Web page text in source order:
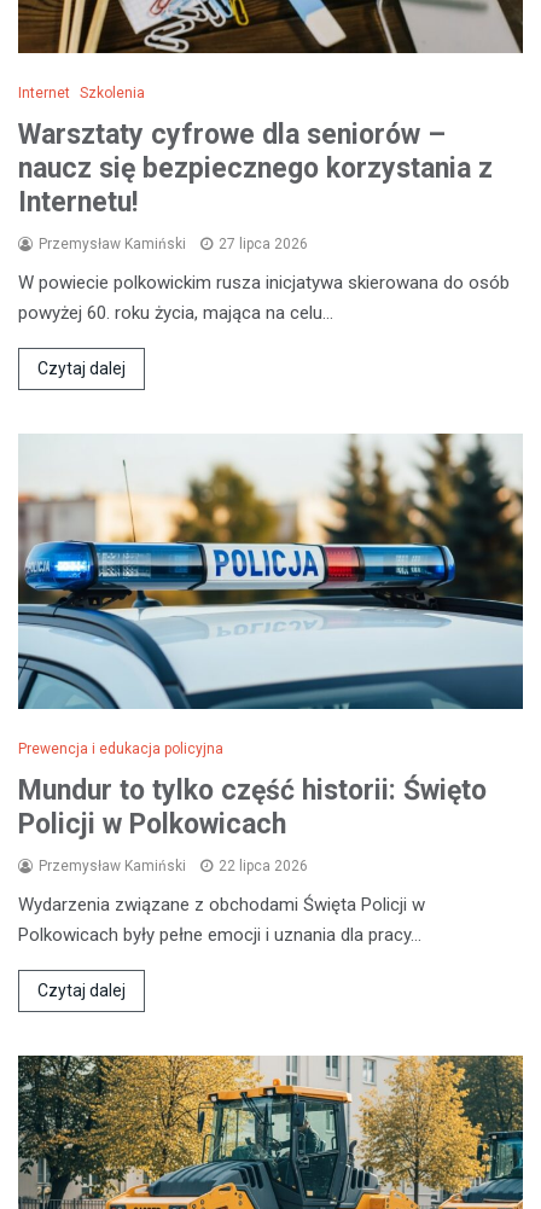
Internet Szkolenia
Warsztaty cyfrowe dla seniorów –
naucz się bezpiecznego korzystania z
Internetu!
Przemysław Kamiński 27 lipca 2026
W powiecie polkowickim rusza inicjatywa skierowana do osób
powyżej 60. roku życia, mająca na celu…
Czytaj dalej
Prewencja i edukacja policyjna
Mundur to tylko część historii: Święto
Policji w Polkowicach
Przemysław Kamiński 22 lipca 2026
Wydarzenia związane z obchodami Święta Policji w
Polkowicach były pełne emocji i uznania dla pracy…
Czytaj dalej